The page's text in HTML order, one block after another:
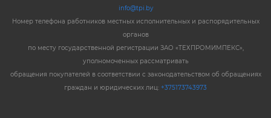
info@tpi.by
Номер телефона работников местных исполнительных и распорядительных
органов
по месту государственной регистрации ЗАО «ТЕХПРОМИМПЕКС»,
уполномоченных рассматривать
обращения покупателей в соответствии с законодательством об обращениях
граждан и юридических лиц: +375173743973